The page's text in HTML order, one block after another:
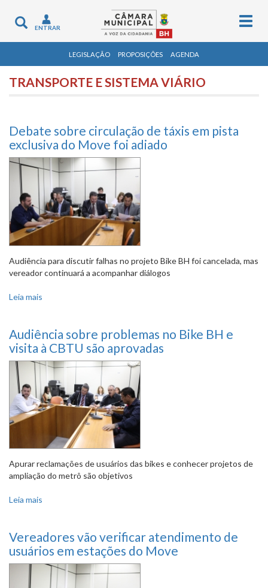
Toggle
navigation
ENTRAR
LEGISLAÇÃO PROPOSIÇÕES AGENDA
TRANSPORTE E SISTEMA VIÁRIO
Debate sobre circulação de táxis em pista
exclusiva do Move foi adiado
Audiência para discutir falhas no projeto Bike BH foi cancelada, mas
vereador continuará a acompanhar diálogos
Leia mais
Audiência sobre problemas no Bike BH e
visita à CBTU são aprovadas
Apurar reclamações de usuários das bikes e conhecer projetos de
ampliação do metrô são objetivos
Leia mais
Vereadores vão verificar atendimento de
usuários em estações do Move